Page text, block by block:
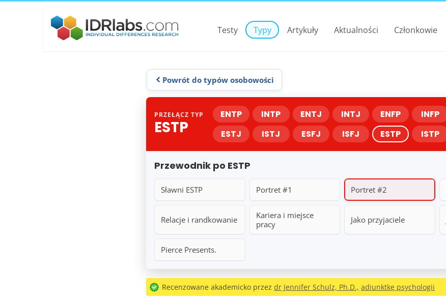
Testy Typy Artykuły Aktualności Członkowie
Powrót do typów osobowości
PRZEŁĄCZ TYP
ESTP
ENTP INTP ENTJ INTJ ENFP INFP
ESTJ
ISTJ ESFJ ISFJ ESTP ISTP
Przewodnik po ESTP
Sławni ESTP Portret #1 Portret #2
Relacje i randkowanie
Kariera i miejsce
pracy
Jako przyjaciele
Pierce Presents.
Recenzowane akademicko przez dr Jennifer Schulz, Ph.D., adiunktkę psychologii